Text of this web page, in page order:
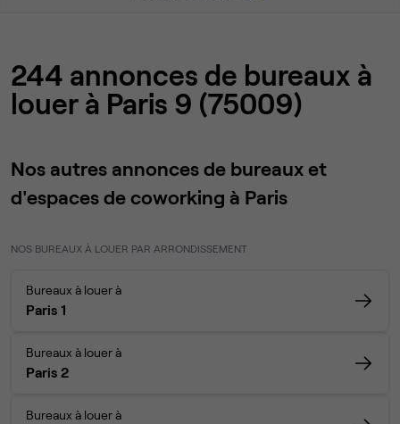
244 annonces de bureaux à
louer à Paris 9 (75009)
Nos autres annonces de bureaux et
d'espaces de coworking à Paris
NOS BUREAUX À LOUER PAR ARRONDISSEMENT
Bureaux à louer à
Paris 1
Bureaux à louer à
Paris 2
Bureaux à louer à